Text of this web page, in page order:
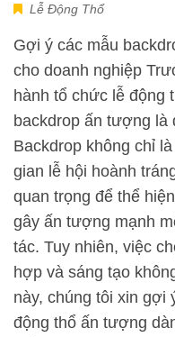
Lễ Động Thổ
Gợi ý các mẫu
cho doanh nghiệp
hành tổ chức lễ động
backdrop ấn tượng là
Backdrop không chỉ
gian lễ hội hoành
quan trọng để thể
gây ấn tượng mạnh
tác. Tuy nhiên, việc
hợp và sáng tạo
này, chúng tôi xin gợi
động thổ ấn tượng